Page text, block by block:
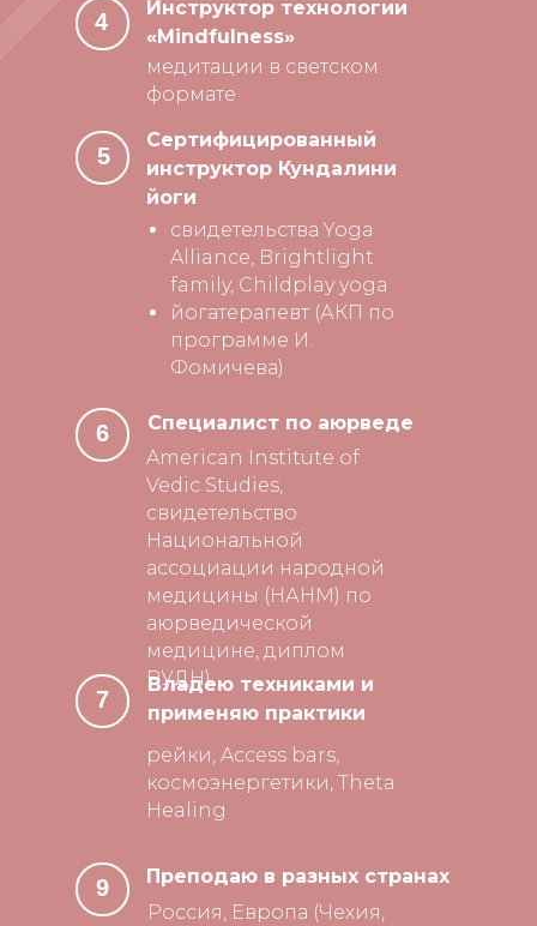
Инструктор технологии
«Mindfulness»
медитации в светском
формате
Сертифицированный
инструктор Кундалини
йоги
свидетельства Yoga
Alliance, Brightlight
family, Childplay yoga
йогатерапевт (АКП по
программе И.
Фомичева)
Специалист по аюрведе
American Institute of
Vedic Studies,
свидетельство
Национальной
ассоциации народной
медицины (НАНМ) по
аюрведической
медицине, диплом
РУДН)
Владею техниками и
применяю практики
рейки, Access bars,
космоэнергетики, Theta
Healing
Преподаю в разных странах
Россия, Европа (Чехия,
4
5
6
7
9